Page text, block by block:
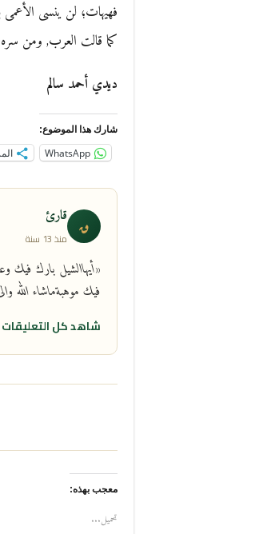
فهيهات؛ لن ينسى
كما قالت العرب, ومن سره
ديدي أحمد سالم
شارك هذا الموضوع:
WhatsApp
ق قارئ
منذ 13 سنة
«أيهاالشيل بارك
فيك موهبةماشاء الله
شاهد كل التعليقات (4)
معجب بهذه:
تحميل...